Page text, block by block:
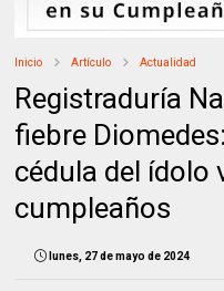
Inicio Artículo Actualidad
Registraduría
fiebre
cédula del ídolo
cumpleaños
lunes, 27 de mayo de 2024